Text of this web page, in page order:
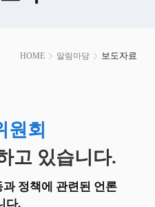
HOME 알림마당 보도자료
원회
고 있습니다.
정책에 관련된 언론
다.